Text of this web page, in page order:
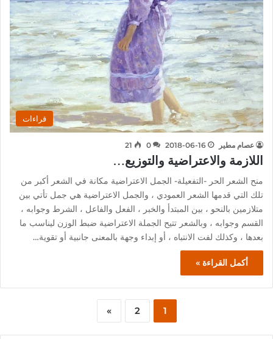
قراءات
عصام مطير 2018-06-16
0
21
اللازمة والاعتراضية والتوزيع…
منح الشعر الحر -التفعيلة- الجمل الاعتراضية مكانة في الشعر أكبر من
تلك التي قدمها الشعر العمودي ، والجمل الاعتراضية هي جمل تأتي بين
متلازمين بالنحو ، بين المبتدأ والخبر ، الفعل والفاعل ، الشرط وجوابه ،
القسم وجوابه ، وبالشعر تتيح الجملة الاعتراضية ضبط الوزن ليناسب ما
بعدها ، وكذلك لفت الانتباه ، أو إبداء وجهة بالمعنى جانبية أو تقوية…
أكمل القراءة »
1
2
»